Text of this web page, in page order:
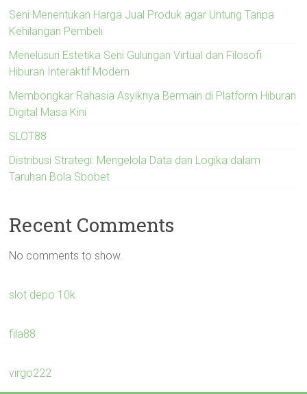
Seni Menentukan Harga Jual Produk agar Untung Tanpa
Kehilangan Pembeli
Menelusuri Estetika Seni Gulungan Virtual dan Filosofi
Hiburan Interaktif Modern
Membongkar Rahasia Asyiknya Bermain di Platform Hiburan
Digital Masa Kini
SLOT88
Distribusi Strategi: Mengelola Data dan Logika dalam
Taruhan Bola Sbobet
Recent Comments
No comments to show.
slot depo 10k
fila88
virgo222